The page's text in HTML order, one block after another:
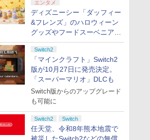
エンタメ
ディズニーシー「ダッフィー
&フレンズ」のハロウィーン
グッズやフードスーベニアが
8月25日より発売
Switch2
「マインクラフト」Switch2
版が10月27日に発売決定。
「スーパーマリオ」DLCも
Switch版からのアップグレード
も可能に
Switch2 Switch
任天堂、令和8年熊本地震で